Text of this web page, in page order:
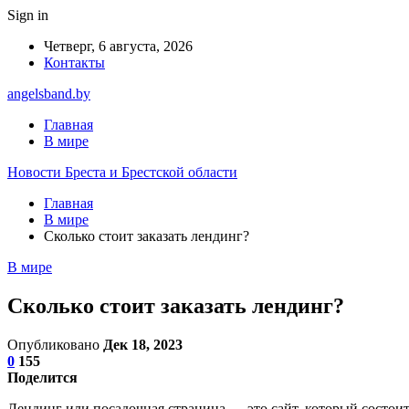
Sign in
Четверг, 6 августа, 2026
Контакты
angelsband.by
Главная
В мире
Новости Бреста и Брестской области
Главная
В мире
Сколько стоит заказать лендинг?
В мире
Сколько стоит заказать лендинг?
Опубликовано Дек 18, 2023
0 155
Поделится